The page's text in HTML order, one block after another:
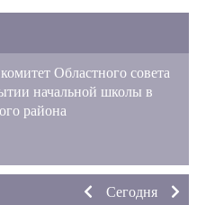
Областного совета
начальной школы в
района
Сегодня